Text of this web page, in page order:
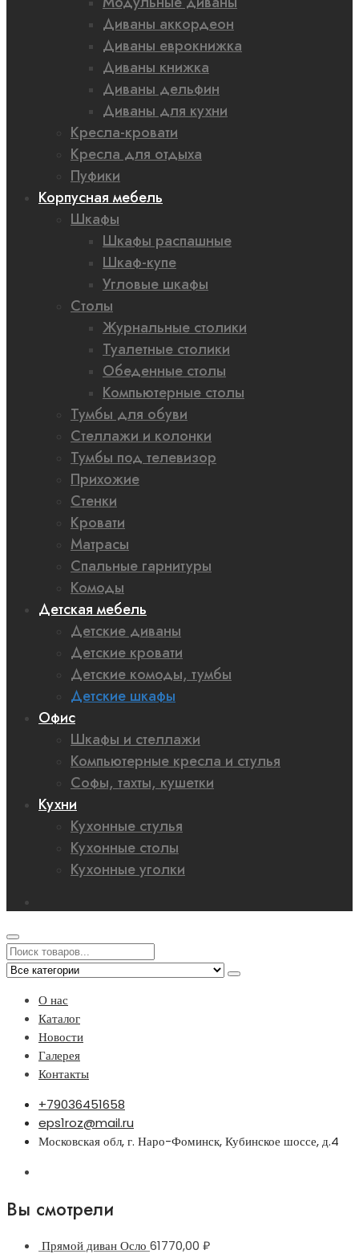
Диваны аккордеон
Диваны еврокнижка
Диваны книжка
Диваны дельфин
Диваны для кухни
Кресла-кровати
Кресла для отдыха
Пуфики
Корпусная мебель
Шкафы
Шкафы распашные
Шкаф-купе
Угловые шкафы
Столы
Журнальные столики
Туалетные столики
Обеденные столы
Компьютерные столы
Тумбы для обуви
Стеллажи и колонки
Тумбы под телевизор
Прихожие
Стенки
Кровати
Матрасы
Спальные гарнитуры
Комоды
Детская мебель
Детские диваны
Детские кровати
Детские комоды, тумбы
Детские шкафы
Офис
Шкафы и стеллажи
Компьютерные кресла и стулья
Софы, тахты, кушетки
Кухни
Кухонные стулья
Кухонные столы
Кухонные уголки
О нас
Каталог
Новости
Галерея
Контакты
+79036451658
eps1roz@mail.ru
Московская обл, г. Наро-Фоминск, Кубинское шоссе, д.4
Вы смотрели
Прямой диван Осло 61770,00 ₽